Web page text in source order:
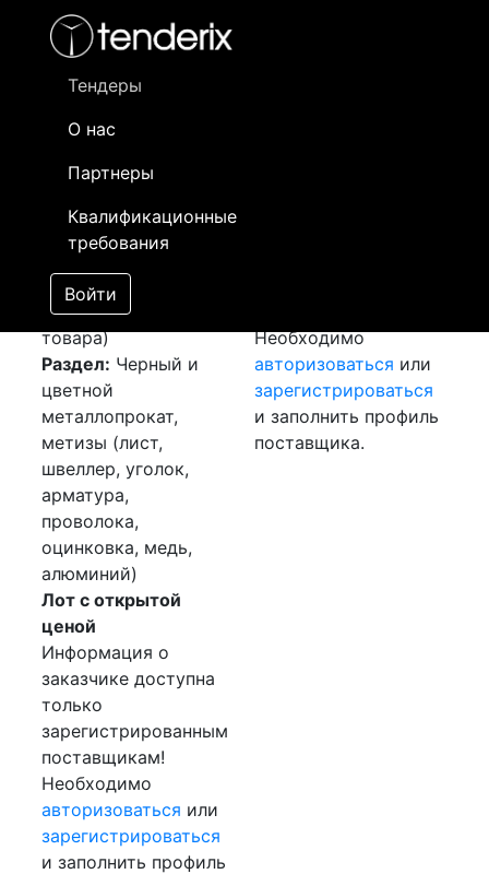
Тендеры
О нас
Партнеры
Квалификационные
требования
Войти
- активный лот
- сохраненный лот (не опубликован)
Закуп: Лист
оцинкованный
[Завершен]
Лот №:5325
АУКЦИОН (покупка
товара)
Раздел: Черный и
цветной
металлопрокат,
метизы (лист,
швеллер, уголок,
арматура,
проволока,
оцинковка, медь,
алюминий)
Лот с открытой
ценой
Информация о
заказчике доступна
только
зарегистрированным
поставщикам!
Необходимо
авторизоваться или
зарегистрироваться
и заполнить профиль
Необходимо
авторизоваться или
зарегистрироваться
и заполнить профиль
поставщика.